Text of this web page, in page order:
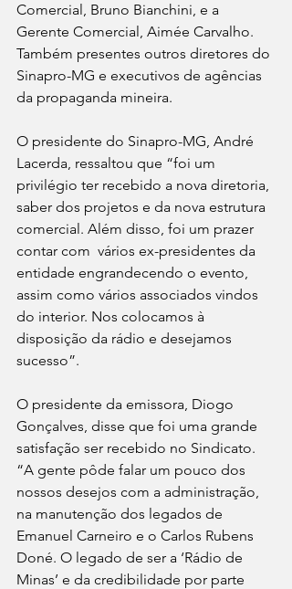
Comercial, Bruno Bianchini, e a
Gerente Comercial, Aimée Carvalho.
Também presentes outros diretores do
Sinapro-MG e executivos de agências
da propaganda mineira.
O presidente do Sinapro-MG, André
Lacerda, ressaltou que “foi um
privilégio ter recebido a nova diretoria,
saber dos projetos e da nova estrutura
comercial. Além disso, foi um prazer
contar com  vários ex-presidentes da
entidade engrandecendo o evento,
assim como vários associados vindos
do interior. Nos colocamos à
disposição da rádio e desejamos
sucesso”.
O presidente da emissora, Diogo
Gonçalves, disse que foi uma grande
satisfação ser recebido no Sindicato.
“A gente pôde falar um pouco dos
nossos desejos com a administração,
na manutenção dos legados de
Emanuel Carneiro e o Carlos Rubens
Doné. O legado de ser a ‘Rádio de
Minas’ e da credibilidade por parte